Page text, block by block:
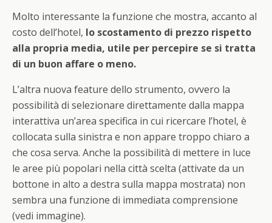
Molto interessante la funzione che mostra, accanto al
costo dell’hotel, lo scostamento di prezzo rispetto
alla propria media, utile per percepire se si tratta
di un buon affare o meno.
L’altra nuova feature dello strumento, ovvero la
possibilità di selezionare direttamente dalla mappa
interattiva un’area specifica in cui ricercare l’hotel, è
collocata sulla sinistra e non appare troppo chiaro a
che cosa serva. Anche la possibilità di mettere in luce
le aree più popolari nella città scelta (attivate da un
bottone in alto a destra sulla mappa mostrata) non
sembra una funzione di immediata comprensione
(vedi immagine).